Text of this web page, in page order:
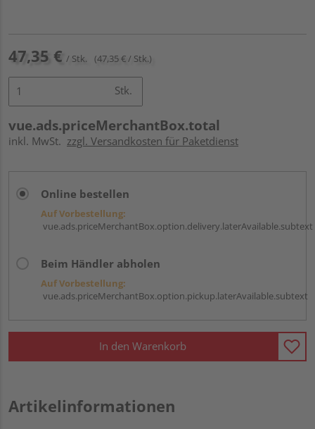
47,35 € / Stk. (47,35 € / Stk.)
Stk.
vue.ads.priceMerchantBox.total
inkl. MwSt. zzgl. Versandkosten für Paketdienst
Online bestellen
Auf Vorbestellung:
vue.ads.priceMerchantBox.option.delivery.laterAvailable.subtext
Beim Händler abholen
Auf Vorbestellung:
vue.ads.priceMerchantBox.option.pickup.laterAvailable.subtext
In den Warenkorb
Artikelinformationen